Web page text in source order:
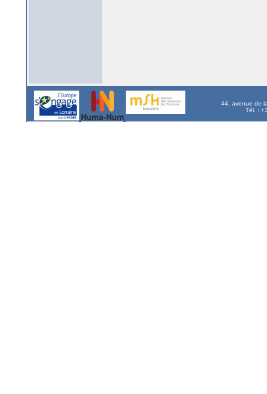
44, avenue de
Tél. :